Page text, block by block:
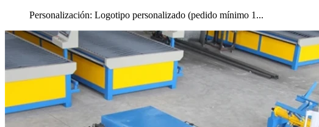
Personalización: Logotipo personalizado (pedido mínimo 1...